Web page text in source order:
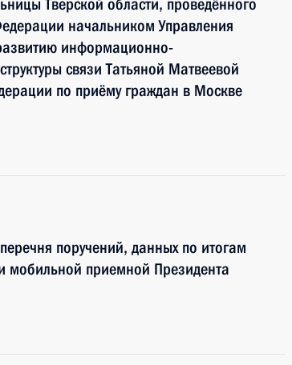
Тверской области, проведённого
начальником Управления
информационно-
связи Татьяной Матвеевой
по приёму граждан в Москве
поручений, данных по итогам
мобильной приемной Президента